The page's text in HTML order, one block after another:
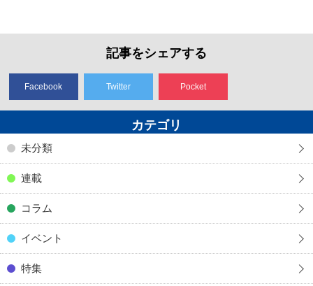
記事をシェアする
Facebook Twitter Pocket
カテゴリ
未分類
連載
コラム
イベント
特集